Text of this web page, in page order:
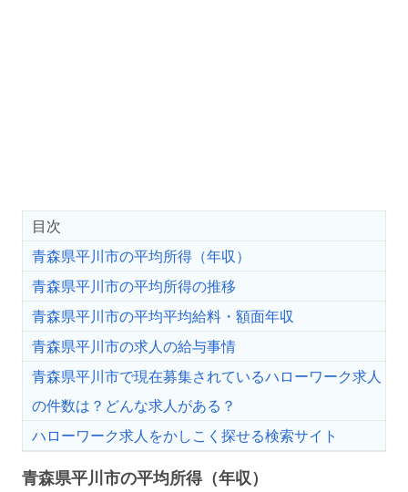
目次
青森県平川市の平均所得（年収）
青森県平川市の平均所得の推移
青森県平川市の平均平均給料・額面年収
青森県平川市の求人の給与事情
青森県平川市で現在募集されているハローワーク求人
の件数は？どんな求人がある？
ハローワーク求人をかしこく探せる検索サイト
青森県平川市の平均所得（年収）